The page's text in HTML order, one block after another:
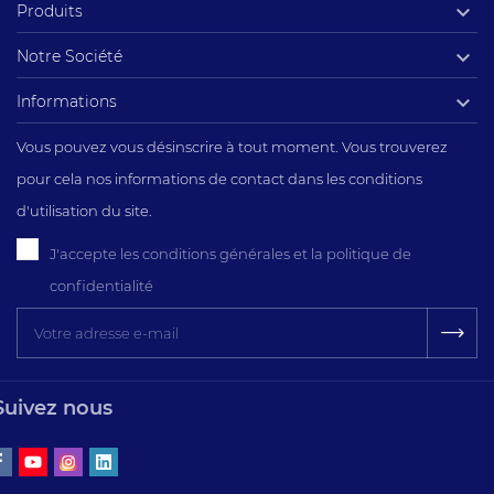
Informations 
Vous pouvez vous désinscrire à tout moment. Vous trouverez
pour cela nos informations de contact dans les conditions
d'utilisation du site.
J'accepte les conditions générales et la politique de
confidentialité
Produits 
Notre Société 
nous